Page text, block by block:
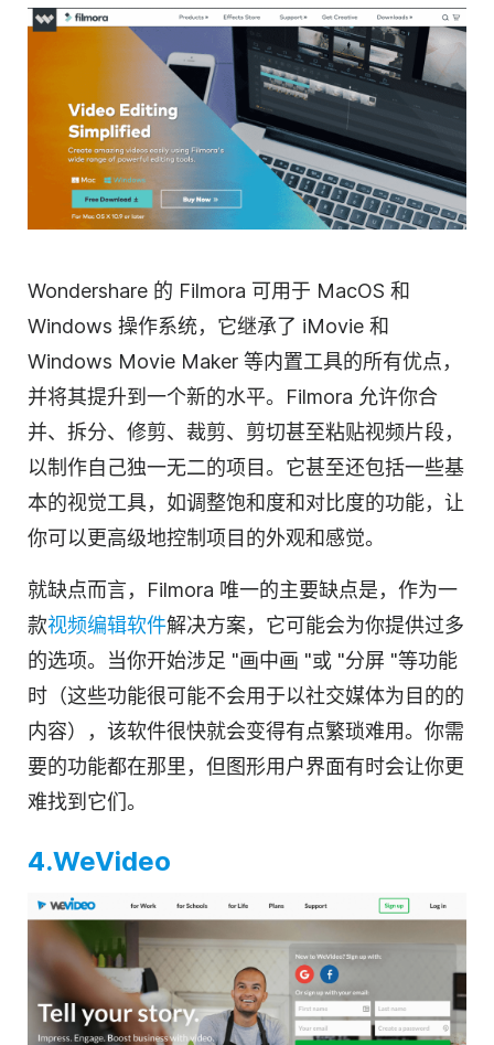
Wondershare 的 Filmora 可用于 MacOS 和
Windows 操作系统，它继承了 iMovie 和
Windows Movie Maker 等内置工具的所有优点，
并将其提升到一个新的水平。Filmora 允许你合
并、拆分、修剪、裁剪、剪切甚至粘贴视频片段，
以制作自己独一无二的项目。它甚至还包括一些基
本的视觉工具，如调整饱和度和对比度的功能，让
你可以更高级地控制项目的外观和感觉。
就缺点而言，Filmora 唯一的主要缺点是，作为一
款视频编辑软件解决方案，它可能会为你提供过多
的选项。当你开始涉足 "画中画 "或 "分屏 "等功能
时（这些功能很可能不会用于以社交媒体为目的的
内容）， 该软件很快就会变得有点繁琐难用。你需
要的功能都在那里，但图形用户界面有时会让你更
难找到它们。
4.WeVideo